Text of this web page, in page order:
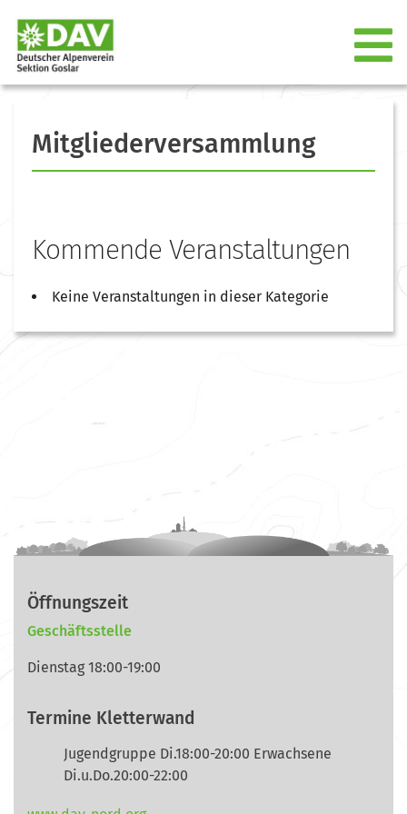
Mitgliederversammlung
Kommende Veranstaltungen
Keine Veranstaltungen in dieser Kategorie
Öffnungszeit
Geschäftsstelle
Dienstag 18:00-19:00
Termine Kletterwand
Jugendgruppe Di.18:00-20:00 Erwachsene
Di.u.Do.20:00-22:00